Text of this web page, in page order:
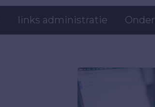
links administratie